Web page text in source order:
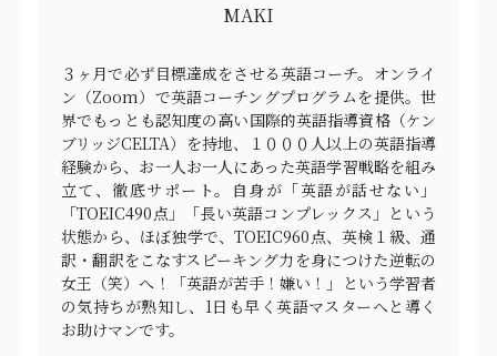
MAKI
３ヶ月で必ず目標達成をさせる英語コーチ。オンライ
ン（Zoom）で英語コーチングプログラムを提供。世
界でもっとも認知度の高い国際的英語指導資格（ケン
ブリッジCELTA）を持地、１０００人以上の英語指導
経験から、お一人お一人にあった英語学習戦略を組み
立て、徹底サポート。自身が「英語が話せない」
「TOEIC490点」「長い英語コンプレックス」という
状態から、ほぼ独学で、TOEIC960点、英検１級、通
訳・翻訳をこなすスピーキング力を身につけた逆転の
女王（笑）へ！「英語が苦手！嫌い！」という学習者
の気持ちが熟知し、1日も早く英語マスターへと導く
お助けマンです。